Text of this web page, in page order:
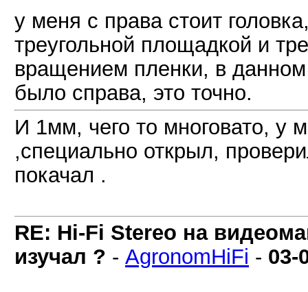
у меня с права стоит
треугольной площадкой и
вращением пленки, в
было справа, это точно.
И 1мм, чего то многовато, у
,специально открыл,
покачал .
RE: Hi-Fi Stereo на
изучал ? - AgronomHiFi - 03-